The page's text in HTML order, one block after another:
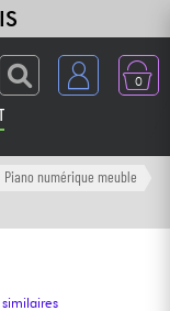
0
Piano numérique meuble
similaires